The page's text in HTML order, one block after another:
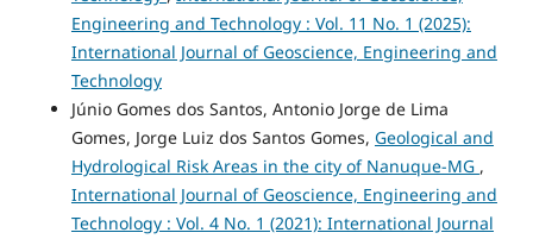
Engineering and Technology : Vol. 11 No. 1 (2025):
International Journal of Geoscience, Engineering and
Technology
Júnio Gomes dos Santos, Antonio Jorge de Lima
Gomes, Jorge Luiz dos Santos Gomes, Geological and
Hydrological Risk Areas in the city of Nanuque-MG ,
International Journal of Geoscience, Engineering and
Technology : Vol. 4 No. 1 (2021): International Journal